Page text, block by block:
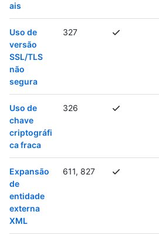
ais
Uso de
versão
SSL/TLS
não
segura
327
Uso de
chave
criptográfi
ca fraca
326
Expansão
de
entidade
externa
XML
611, 827